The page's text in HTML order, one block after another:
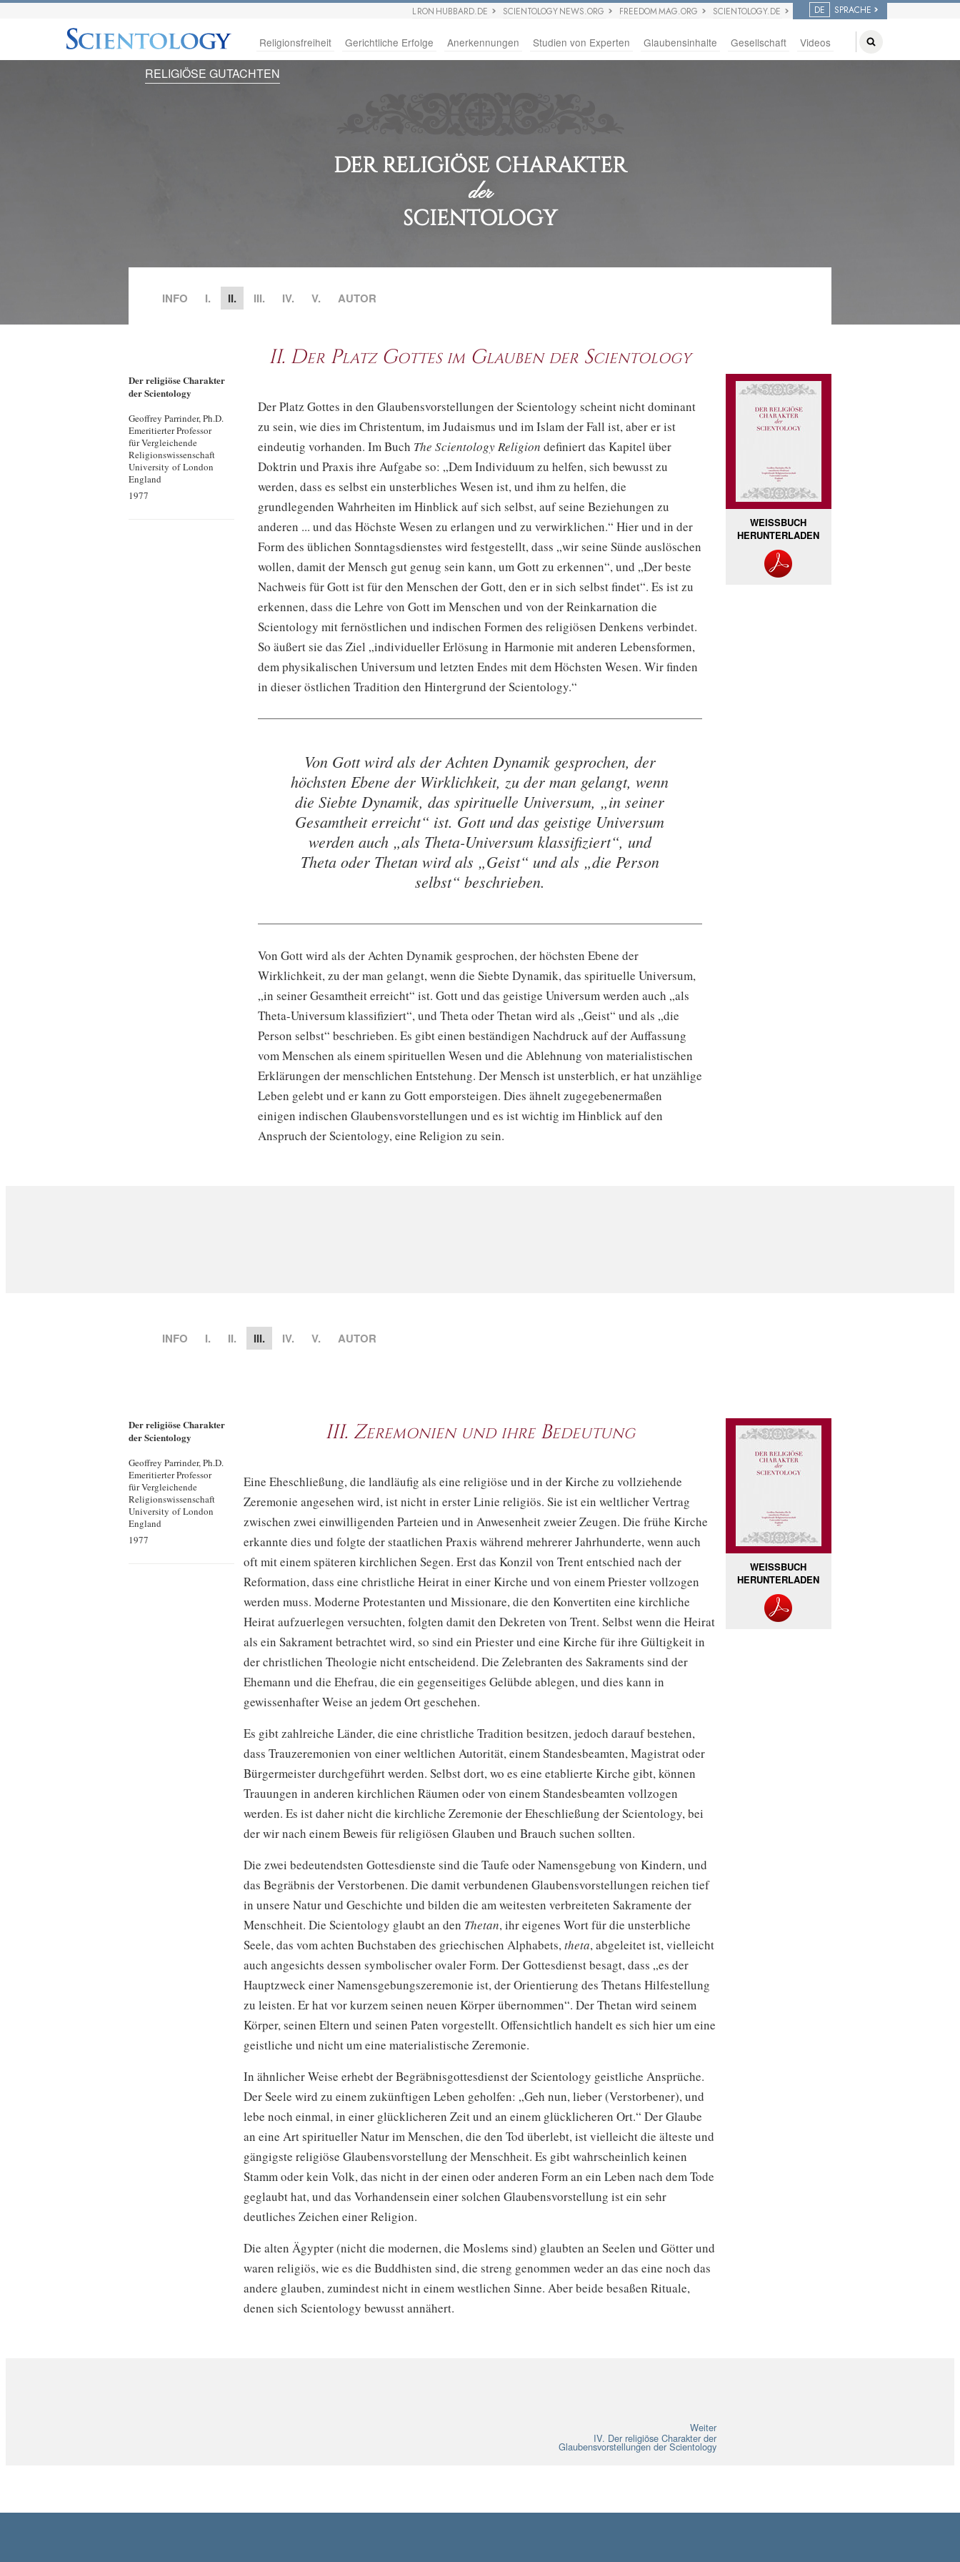
L RON HUBBARD.DE SCIENTOLOGY NEWS.ORG FREEDOM MAG.ORG SCIENTOLOGY.DE DE SPRACHE
Religionsfreiheit Gerichtliche Erfolge Anerkennungen Studien von Experten Glaubensinhalte Gesellschaft Videos
RELIGIÖSE GUTACHTEN
DER RELIGIÖSE CHARAKTER
der
SCIENTOLOGY
INFO I. II. III. IV. V. AUTOR
Der religiöse Charakter
der Scientology
Geoffrey Parrinder, Ph.D.
Emeritierter Professor
für Vergleichende
Religionswissenschaft
University of London
England
1977
II. Der Platz Gottes im Glauben der Scientology
Der Platz Gottes in den Glaubensvorstellungen der Scientology scheint nicht dominant
zu sein, wie dies im Christentum, im Judaismus und im Islam der Fall ist, aber er ist
eindeutig vorhanden. Im Buch The Scientology Religion definiert das Kapitel über
Doktrin und Praxis ihre Aufgabe so: „Dem Individuum zu helfen, sich bewusst zu
werden, dass es selbst ein unsterbliches Wesen ist, und ihm zu helfen, die
grundlegenden Wahrheiten im Hinblick auf sich selbst, auf seine Beziehungen zu
anderen ... und das Höchste Wesen zu erlangen und zu verwirklichen.“ Hier und in der
Form des üblichen Sonntagsdienstes wird festgestellt, dass „wir seine Sünde auslöschen
wollen, damit der Mensch gut genug sein kann, um Gott zu erkennen“, und „Der beste
Nachweis für Gott ist für den Menschen der Gott, den er in sich selbst findet“. Es ist zu
erkennen, dass die Lehre von Gott im Menschen und von der Reinkarnation die
Scientology mit fernöstlichen und indischen Formen des religiösen Denkens verbindet.
So äußert sie das Ziel „individueller Erlösung in Harmonie mit anderen Lebensformen,
dem physikalischen Universum und letzten Endes mit dem Höchsten Wesen. Wir finden
in dieser östlichen Tradition den Hintergrund der Scientology.“
Von Gott wird als der Achten Dynamik gesprochen, der
höchsten Ebene der Wirklichkeit, zu der man gelangt, wenn
die Siebte Dynamik, das spirituelle Universum, „in seiner
Gesamtheit erreicht“ ist. Gott und das geistige Universum
werden auch „als Theta-Universum klassifiziert“, und
Theta oder Thetan wird als „Geist“ und als „die Person
selbst“ beschrieben.
Von Gott wird als der Achten Dynamik gesprochen, der höchsten Ebene der
Wirklichkeit, zu der man gelangt, wenn die Siebte Dynamik, das spirituelle Universum,
„in seiner Gesamtheit erreicht“ ist. Gott und das geistige Universum werden auch „als
Theta-Universum klassifiziert“, und Theta oder Thetan wird als „Geist“ und als „die
Person selbst“ beschrieben. Es gibt einen beständigen Nachdruck auf der Auffassung
vom Menschen als einem spirituellen Wesen und die Ablehnung von materialistischen
Erklärungen der menschlichen Entstehung. Der Mensch ist unsterblich, er hat unzählige
Leben gelebt und er kann zu Gott emporsteigen. Dies ähnelt zugegebenermaßen
einigen indischen Glaubensvorstellungen und es ist wichtig im Hinblick auf den
Anspruch der Scientology, eine Religion zu sein.
WEISSBUCH
HERUNTERLADEN
INFO I. II. III. IV. V. AUTOR
Der religiöse Charakter
der Scientology
Geoffrey Parrinder, Ph.D.
Emeritierter Professor
für Vergleichende
Religionswissenschaft
University of London
England
1977
III. Zeremonien und ihre Bedeutung
Eine Eheschließung, die landläufig als eine religiöse und in der Kirche zu vollziehende
Zeremonie angesehen wird, ist nicht in erster Linie religiös. Sie ist ein weltlicher Vertrag
zwischen zwei einwilligenden Parteien und in Anwesenheit zweier Zeugen. Die frühe Kirche
erkannte dies und folgte der staatlichen Praxis während mehrerer Jahrhunderte, wenn auch
oft mit einem späteren kirchlichen Segen. Erst das Konzil von Trent entschied nach der
Reformation, dass eine christliche Heirat in einer Kirche und von einem Priester vollzogen
werden muss. Moderne Protestanten und Missionare, die den Konvertiten eine kirchliche
Heirat aufzuerlegen versuchten, folgten damit den Dekreten von Trent. Selbst wenn die Heirat
als ein Sakrament betrachtet wird, so sind ein Priester und eine Kirche für ihre Gültigkeit in
der christlichen Theologie nicht entscheidend. Die Zelebranten des Sakraments sind der
Ehemann und die Ehefrau, die ein gegenseitiges Gelübde ablegen, und dies kann in
gewissenhafter Weise an jedem Ort geschehen.
Es gibt zahlreiche Länder, die eine christliche Tradition besitzen, jedoch darauf bestehen,
dass Trauzeremonien von einer weltlichen Autorität, einem Standesbeamten, Magistrat oder
Bürgermeister durchgeführt werden. Selbst dort, wo es eine etablierte Kirche gibt, können
Trauungen in anderen kirchlichen Räumen oder von einem Standesbeamten vollzogen
werden. Es ist daher nicht die kirchliche Zeremonie der Eheschließung der Scientology, bei
der wir nach einem Beweis für religiösen Glauben und Brauch suchen sollten.
Die zwei bedeutendsten Gottesdienste sind die Taufe oder Namensgebung von Kindern, und
das Begräbnis der Verstorbenen. Die damit verbundenen Glaubensvorstellungen reichen tief
in unsere Natur und Geschichte und bilden die am weitesten verbreiteten Sakramente der
Menschheit. Die Scientology glaubt an den Thetan, ihr eigenes Wort für die unsterbliche
Seele, das vom achten Buchstaben des griechischen Alphabets,theta, abgeleitet ist, vielleicht
auch angesichts dessen symbolischer ovaler Form. Der Gottesdienst besagt, dass „es der
Hauptzweck einer Namensgebungszeremonie ist, der Orientierung des Thetans Hilfestellung
zu leisten. Er hat vor kurzem seinen neuen Körper übernommen“. Der Thetan wird seinem
Körper, seinen Eltern und seinen Paten vorgestellt. Offensichtlich handelt es sich hier um eine
geistliche und nicht um eine materialistische Zeremonie.
In ähnlicher Weise erhebt der Begräbnisgottesdienst der Scientology geistliche Ansprüche.
Der Seele wird zu einem zukünftigen Leben geholfen: „Geh nun, lieber (Verstorbener), und
lebe noch einmal, in einer glücklicheren Zeit und an einem glücklicheren Ort.“ Der Glaube
an eine Art spiritueller Natur im Menschen, die den Tod überlebt, ist vielleicht die älteste und
gängigste religiöse Glaubensvorstellung der Menschheit. Es gibt wahrscheinlich keinen
Stamm oder kein Volk, das nicht in der einen oder anderen Form an ein Leben nach dem Tode
geglaubt hat, und das Vorhandensein einer solchen Glaubensvorstellung ist ein sehr
deutliches Zeichen einer Religion.
Die alten Ägypter (nicht die modernen, die Moslems sind) glaubten an Seelen und Götter und
waren religiös, wie es die Buddhisten sind, die streng genommen weder an das eine noch das
andere glauben, zumindest nicht in einem westlichen Sinne. Aber beide besaßen Rituale,
denen sich Scientology bewusst annähert.
Weiter
IV. Der religiöse Charakter der
Glaubensvorstellungen der Scientology
WEISSBUCH
HERUNTERLADEN